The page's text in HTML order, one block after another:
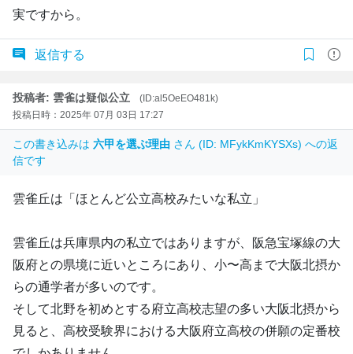
実ですから。
返信する
投稿者: 雲雀は疑似公立
(ID:al5OeEO481k)
投稿日時：2025年 07月 03日 17:27
この書き込みは 六甲を選ぶ理由 さん (ID: MFykKmKYSXs) への返
信です
雲雀丘は「ほとんど公立高校みたいな私立」
雲雀丘は兵庫県内の私立ではありますが、阪急宝塚線の大
阪府との県境に近いところにあり、小〜高まで大阪北摂か
らの通学者が多いのです。
そして北野を初めとする府立高校志望の多い大阪北摂から
見ると、高校受験界における大阪府立高校の併願の定番校